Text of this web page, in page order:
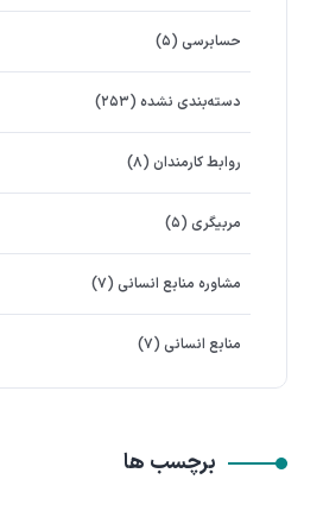
حسابرسی (۵)
دسته‌بندی نشده (۲۵۳)
روابط کارمندان (۸)
مربیگری (۵)
مشاوره منابع انسانی (۷)
منابع انسانی (۷)
برچسب ها